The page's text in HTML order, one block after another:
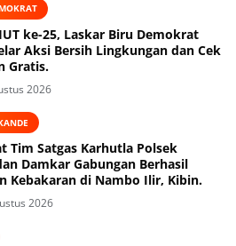
ke-25, Laskar Biru Demokrat
Aksi Bersih Lingkungan dan Cek
Gratis.
2026
Tim Satgas Karhutla Polsek
Damkar Gabungan Berhasil
Kebakaran di Nambo Ilir, Kibin.
2026